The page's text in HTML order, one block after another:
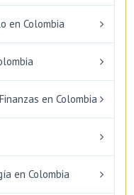
en Colombia
en Colombia
en Colombia